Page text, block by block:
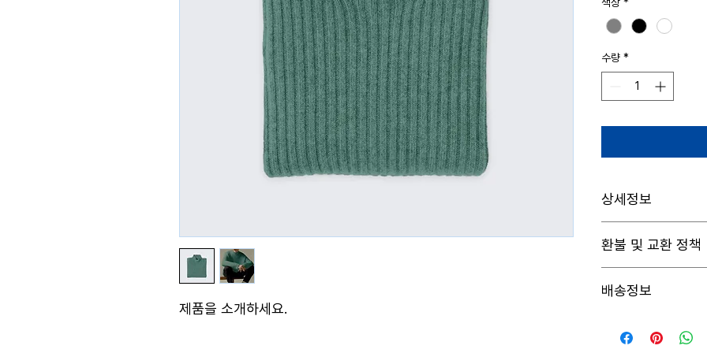
제품을 소개하세요.
수량 *
상세정보
등 친절하고 상세한 설
환불 및 교환 정책
를 제공하세요.
배송정보
은 소비자들에게 내 제